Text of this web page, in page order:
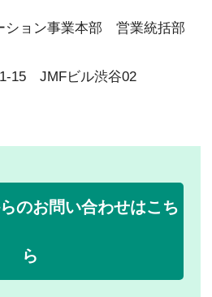
ション事業本部 営業統括部
15 JMFビル渋谷02
のお問い合わせはこち
ら